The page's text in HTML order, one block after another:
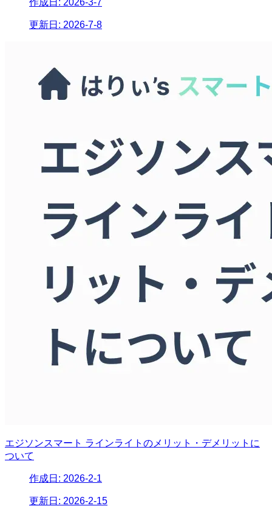
更新日: 2026-7-8
エジソンスマート ラインライトのメリット・デメリットに
ついて
作成日: 2026-2-1
更新日: 2026-2-15